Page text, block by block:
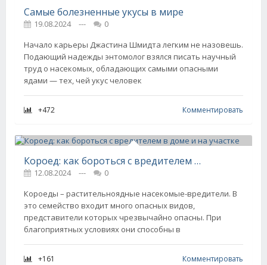
Самые болезненные укусы в мире
19.08.2024 ---
0
Начало карьеры Джастина Шмидта легким не назовешь.
Подающий надежды энтомолог взялся писать научный
труд о насекомых, обладающих самыми опасными
ядами — тех, чей укус человек
+472 Комментировать
Короед: как бороться с вредителем в доме и на участке
12.08.2024 ---
0
Короеды – растительноядные насекомые-вредители. В
это семейство входит много опасных видов,
представители которых чрезвычайно опасны. При
благоприятных условиях они способны в
+161 Комментировать